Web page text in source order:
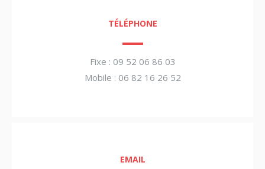
TÉLÉPHONE
Fixe : 09 52 06 86 03
Mobile : 06 82 16 26 52
EMAIL